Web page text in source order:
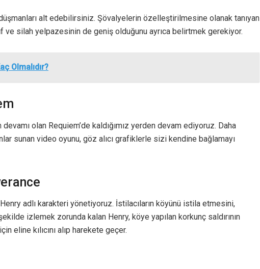
alt edebilirsiniz. Şövalyelerin özelleştirilmesine olanak tanıyan
ve silah yelpazesinin de geniş olduğunu ayrıca belirtmek gerekiyor.
Olmalıdır?
olan Requiem’de kaldığımız yerden devam ediyoruz. Daha
sunan video oyunu, göz alıcı grafiklerle sizi kendine bağlamayı
adlı karakteri yönetiyoruz. İstilacıların köyünü istila etmesini,
izlemek zorunda kalan Henry, köye yapılan korkunç saldırının
eline kılıcını alıp harekete geçer.